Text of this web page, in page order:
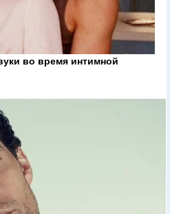
во время интимной